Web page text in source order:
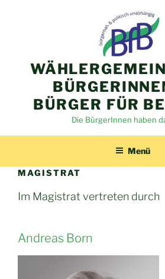
BÜRGER FÜR
Die BürgerInnen haben
Menü
MAGISTRAT
Im Magistrat vertreten durch
Andreas Born